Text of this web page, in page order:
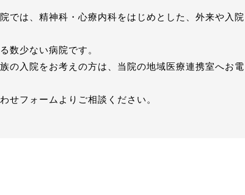
では、精神科・心療内科をはじめとした、外来や入院
数少ない病院です。
の入院をお考えの方は、当院の地域医療連携室へお電
せフォームよりご相談ください。